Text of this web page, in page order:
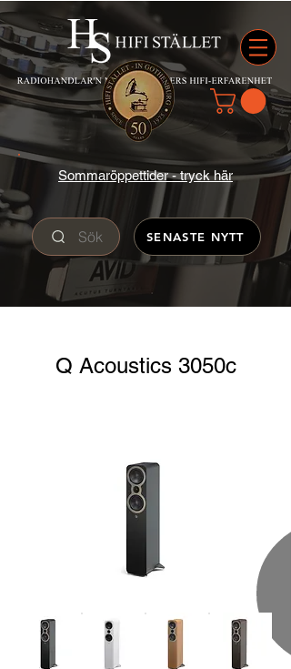
Sommaröppettider - tryck här
Sök SENASTE NYTT
Q Acoustics 3050c